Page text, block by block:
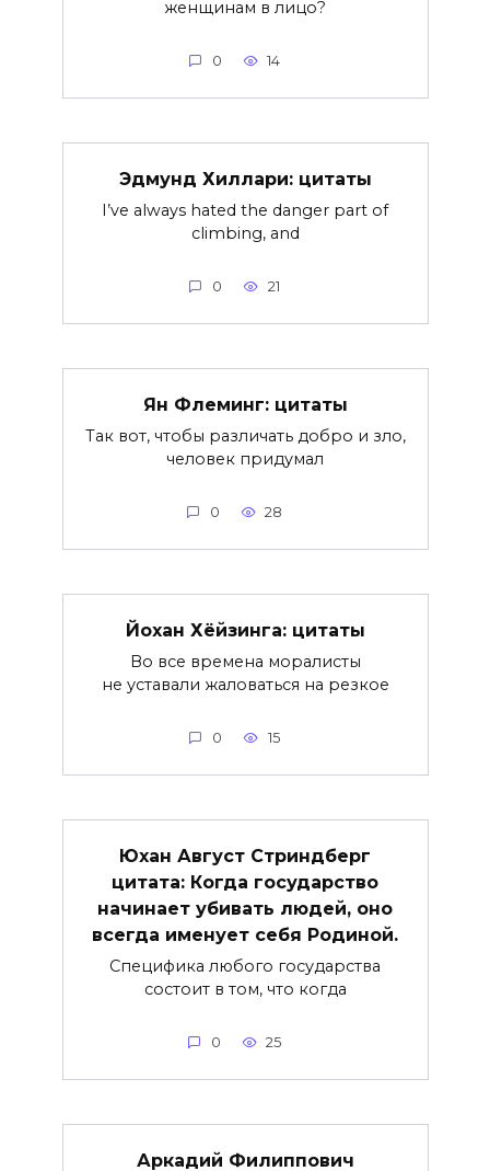
женщинам в лицо?
0 14
Эдмунд Хиллари: цитаты
I’ve always hated the danger part of
climbing, and
0 21
Ян Флеминг: цитаты
Так вот, чтобы различать добро и зло,
человек придумал
0 28
Йохан Хёйзинга: цитаты
Во все времена моралисты
не уставали жаловаться на резкое
0 15
Юхан Август Стриндберг
цитата: Когда государство
начинает убивать людей, оно
всегда именует себя Родиной.
Специфика любого государства
состоит в том, что когда
0 25
Аркадий Филиппович